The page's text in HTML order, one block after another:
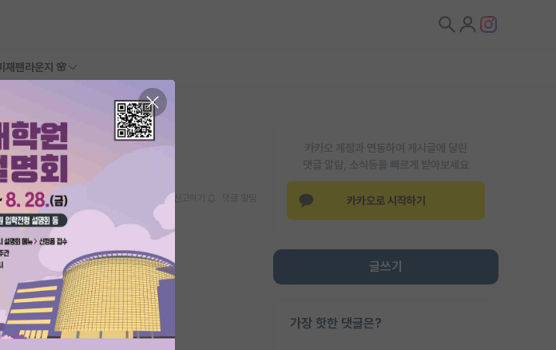
재팬라운지 🌸
카카오 계정과 연동하여 게시글에 달린
댓글 알람, 소식등을 빠르게 받아보세요
카카오로 시작하기
글쓰기
가장 핫한 댓글은?